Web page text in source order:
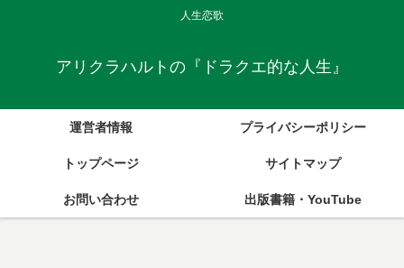
人生恋歌
アリクラハルトの『ドラクエ的な人生』
運営者情報 プライバシーポリシー
トップページ サイトマップ
お問い合わせ 出版書籍・YouTube